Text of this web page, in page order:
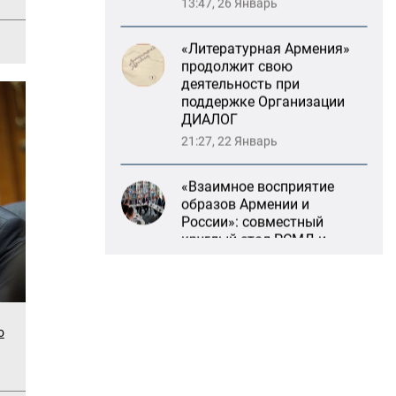
«Литературная Армения»
продолжит свою
деятельность при
поддержке Организации
ДИАЛОГ
21:27, 22 Январь
«Взаимное восприятие
образов Армении и
России»: совместный
круглый стол РСМД и
ДИАЛОГА
13:59, 29 Май